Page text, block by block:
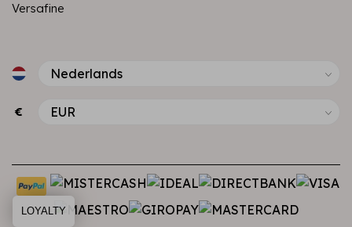
Versafine
€
LOYALTY